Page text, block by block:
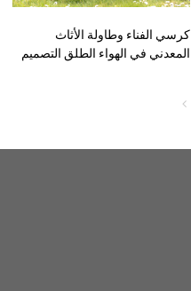
كرسي الفناء وطاولة الأثاث
المعدني في الهواء الطلق التصميم